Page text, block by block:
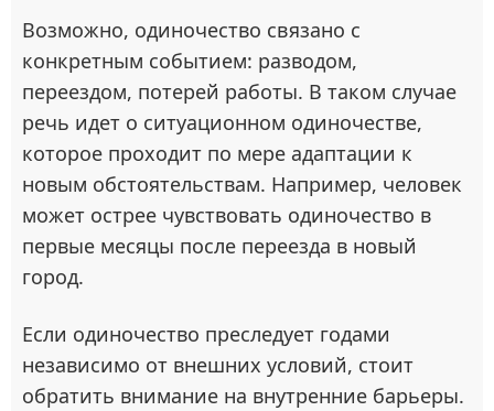
Возможно, одиночество связано с
конкретным событием: разводом,
переездом, потерей работы. В таком случае
речь идет о ситуационном одиночестве,
которое проходит по мере адаптации к
новым обстоятельствам. Например, человек
может острее чувствовать одиночество в
первые месяцы после переезда в новый
город.
Если одиночество преследует годами
независимо от внешних условий, стоит
обратить внимание на внутренние барьеры.